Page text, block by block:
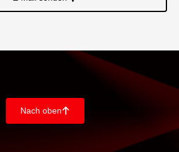
Nach oben􀄨